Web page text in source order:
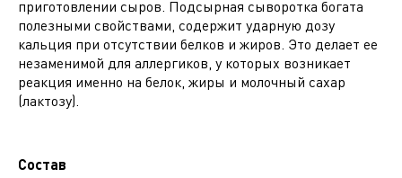
приготовлении сыров. Подсырная сыворотка богата
полезными свойствами, содержит ударную дозу
кальция при отсутствии белков и жиров. Это делает ее
незаменимой для аллергиков, у которых возникает
реакция именно на белок, жиры и молочный сахар
(лактозу).
Состав